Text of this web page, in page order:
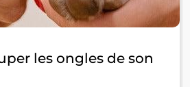
les ongles de son